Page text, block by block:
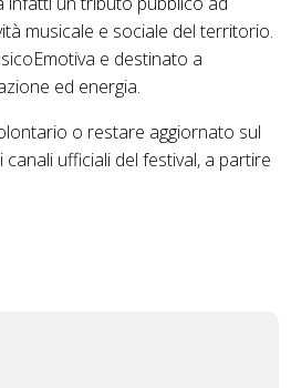
musicale e sociale del territorio.
e destinato a
ed energia.
o restare aggiornato sul
ufficiali del festival, a partire